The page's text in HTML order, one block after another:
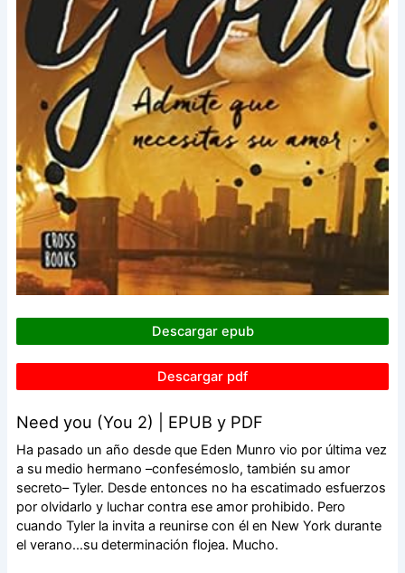
Descargar epub
Descargar pdf
Need you (You 2) | EPUB y PDF
Ha pasado un año desde que Eden Munro vio por última vez
a su medio hermano –confesémoslo, también su amor
secreto– Tyler. Desde entonces no ha escatimado esfuerzos
por olvidarlo y luchar contra ese amor prohibido. Pero
cuando Tyler la invita a reunirse con él en New York durante
el verano…su determinación flojea. Mucho.